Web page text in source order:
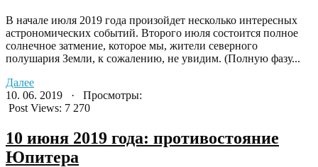
В начале июля 2019 года произойдет несколько интересных
астрономических событий. Второго июля состоится полное
солнечное затмение, которое мы, жители северного
полушария Земли, к сожалению, не увидим. (Полную фазу...
Далее
10. 06. 2019 · Просмотры:
Post Views: 7 270
10 июня 2019 года: противостояние
Юпитера